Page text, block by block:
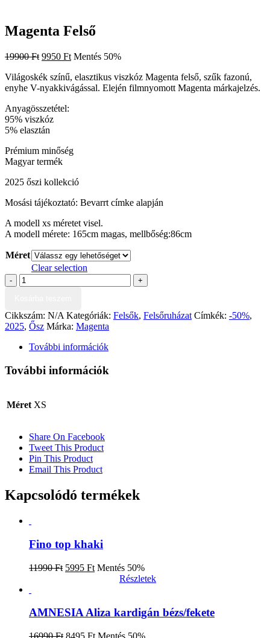
Magenta Felső
19900Ft Original
was:
19900 Ft.
9950 FtCurrent
is:
9950 Ft.
Mentés 50%
Világoskék színű, elasztikus viszkóz Magenta felső, szűk fazonú,
enyhe V-nyakkivágással. Elején filmnyomott Magenta márkajelzés.
Anyagösszetétel:
95% viszkóz
5% elasztán
Prémium minőség
Magyar termék
2025 őszi kollekció
Mosási tájékoztató: Bevarrt címke alapján
A modell xs méretet visel.
A modell mérete: 165cm magas, mellbőség:86cm
Méret
Clear selection
-
Magenta
Felső
+
Cikkszám: N/A Kategóriák: Felsők, Felsőruházat Címkék: -50%,
2025, Ősz Márka: Magenta
További információk
További információk
Méret XS
Share On Facebook
Tweet This Product
Pin This Product
Email This Product
Kapcsolódó termékek
Fino top khaki
11990Ft Original
5995 FtCurrent
Mentés 50%
Ennek
több
variációja
van.
Részletek
AMNESIA Aliza kardigán bézs/fekete
16990Ft Original
8495 FtCurrent
Mentés 50%